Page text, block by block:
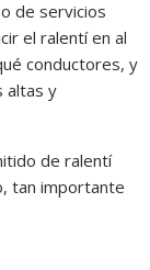
de servicios
el ralentí en al
conductores, y
altas y
de ralentí
tan importante